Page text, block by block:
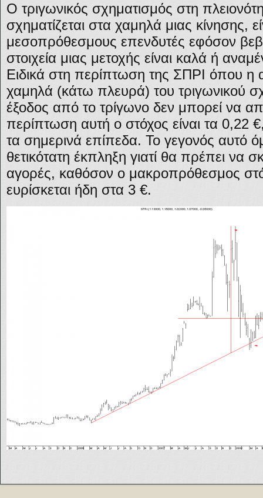
Ο τριγωνικός σχηματισμός στη
σχηματίζεται στα χαμηλά μιας κίνησης,
μεσοπρόθεσμους επενδυτές εφόσον
στοιχεία μιας μετοχής είναι καλά ή
Ειδικά στη περίπτωση της ΣΠΡΙ όπου η
χαμηλά (κάτω πλευρά) του τριγωνικού
έξοδος από το τρίγωνο δεν μπορεί να
περίπτωση αυτή ο στόχος είναι τα 0,22
τα σημερινά επίπεδα. Το γεγονός αυτό
θετικότατη έκπληξη γιατί θα πρέπει να
αγορές, καθόσον ο μακροπρόθεσμος
ευρίσκεται ήδη στα 3 €.